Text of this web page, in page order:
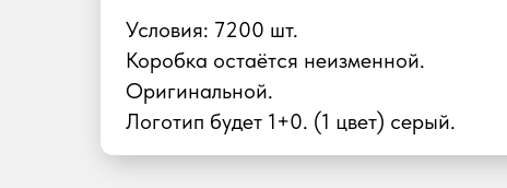
Условия: 7200 шт.
Коробка остаётся неизменной.
Оригинальной.
Логотип будет 1+0. (1 цвет) серый.